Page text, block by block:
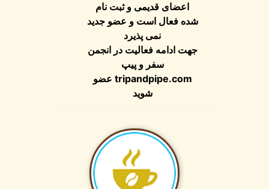
اعضای قدیمی و ثبت نام
شده فعال است و عضو جدید
نمی پذیرد
جهت ادامه فعالیت در انجمن
سفر و پیپ
tripandpipe.comعضو
شوید